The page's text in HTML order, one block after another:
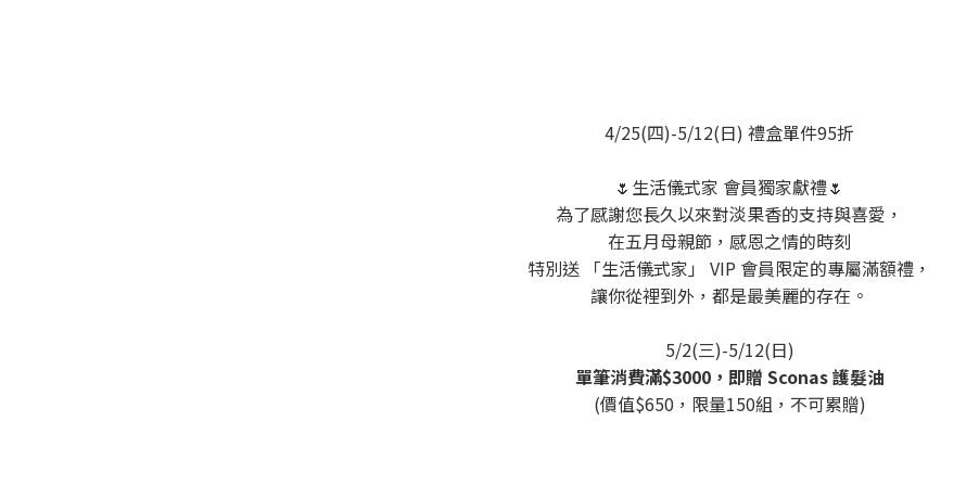
4/25(四)-5/12(日) 禮盒單件95折
🌷生活儀式家 會員獨家獻禮🌷
為了感謝您長久以來對淡果香的支持與喜愛，
在五月母親節，感恩之情的時刻
特別送 「生活儀式家」 VIP 會員限定的專屬滿額禮，
讓你從裡到外，都是最美麗的存在。
5/2(三)-5/12(日)
單筆消費滿$3000，即贈 Sconas 護髮油
(價值$650，限量150組，不可累贈)